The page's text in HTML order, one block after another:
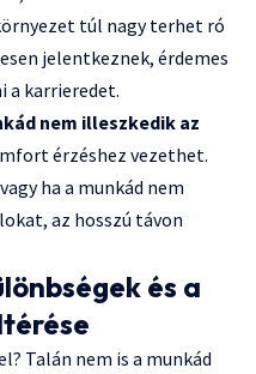
túl nagy terhet ró
jelentkeznek, érdemes
a karrieredet.
nem illeszkedik az
érzéshez vezethet.
ha a munkád nem
az hosszú távon
és a
Talán nem is a munkád